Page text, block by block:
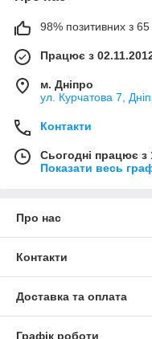
98% позитивних з 65
Працює з
м. Дніпро
ул. Курчатова 7,
Контакти
Сьогодні працює з
Показати весь
Про нас
Контакти
Доставка та оплата
Графік роботи